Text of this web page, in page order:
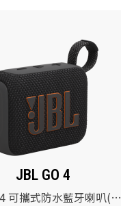
JBL GO 4
可攜式防水藍牙喇叭(黑